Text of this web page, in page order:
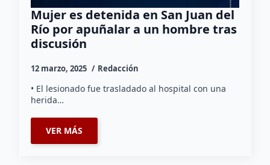
Mujer es detenida en San Juan del
Río por apuñalar a un hombre tras
discusión
12 marzo, 2025 Redacción
• El lesionado fue trasladado al hospital con una
herida…
VER MÁS